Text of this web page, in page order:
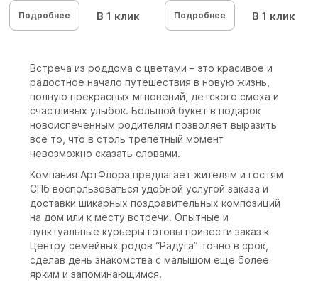
Подробнее В 1 клик Подробнее В 1 клик
Встреча из роддома с цветами – это красивое и
радостное начало путешествия в новую жизнь,
полную прекрасных мгновений, детского смеха и
счастливых улыбок. Большой букет в подарок
новоиспеченным родителям позволяет выразить
все то, что в столь трепетный момент
невозможно сказать словами.
Компания АртФлора предлагает жителям и гостям
СПб воспользоваться удобной услугой заказа и
доставки шикарных поздравительных композиций
на дом или к месту встречи. Опытные и
пунктуальные курьеры готовы привести заказ к
Центру семейных родов “Радуга” точно в срок,
сделав день знакомства с малышом еще более
ярким и запоминающимся.